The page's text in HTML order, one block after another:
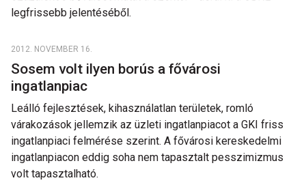
legfrissebb jelentéséből.
2012. NOVEMBER 16.
Sosem volt ilyen borús a fővárosi
ingatlanpiac
Leálló fejlesztések, kihasználatlan területek, romló
várakozások jellemzik az üzleti ingatlanpiacot a GKI friss
ingatlanpiaci felmérése szerint. A fővárosi kereskedelmi
ingatlanpiacon eddig soha nem tapasztalt pesszimizmus
volt tapasztalható.